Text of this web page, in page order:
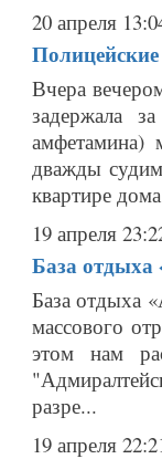
20 апреля
Вчера
задержала
амфетамина)
дважды
квартире
19 апреля
База отдыха
База отдыха
массового
этом нам
разре...
19 апреля